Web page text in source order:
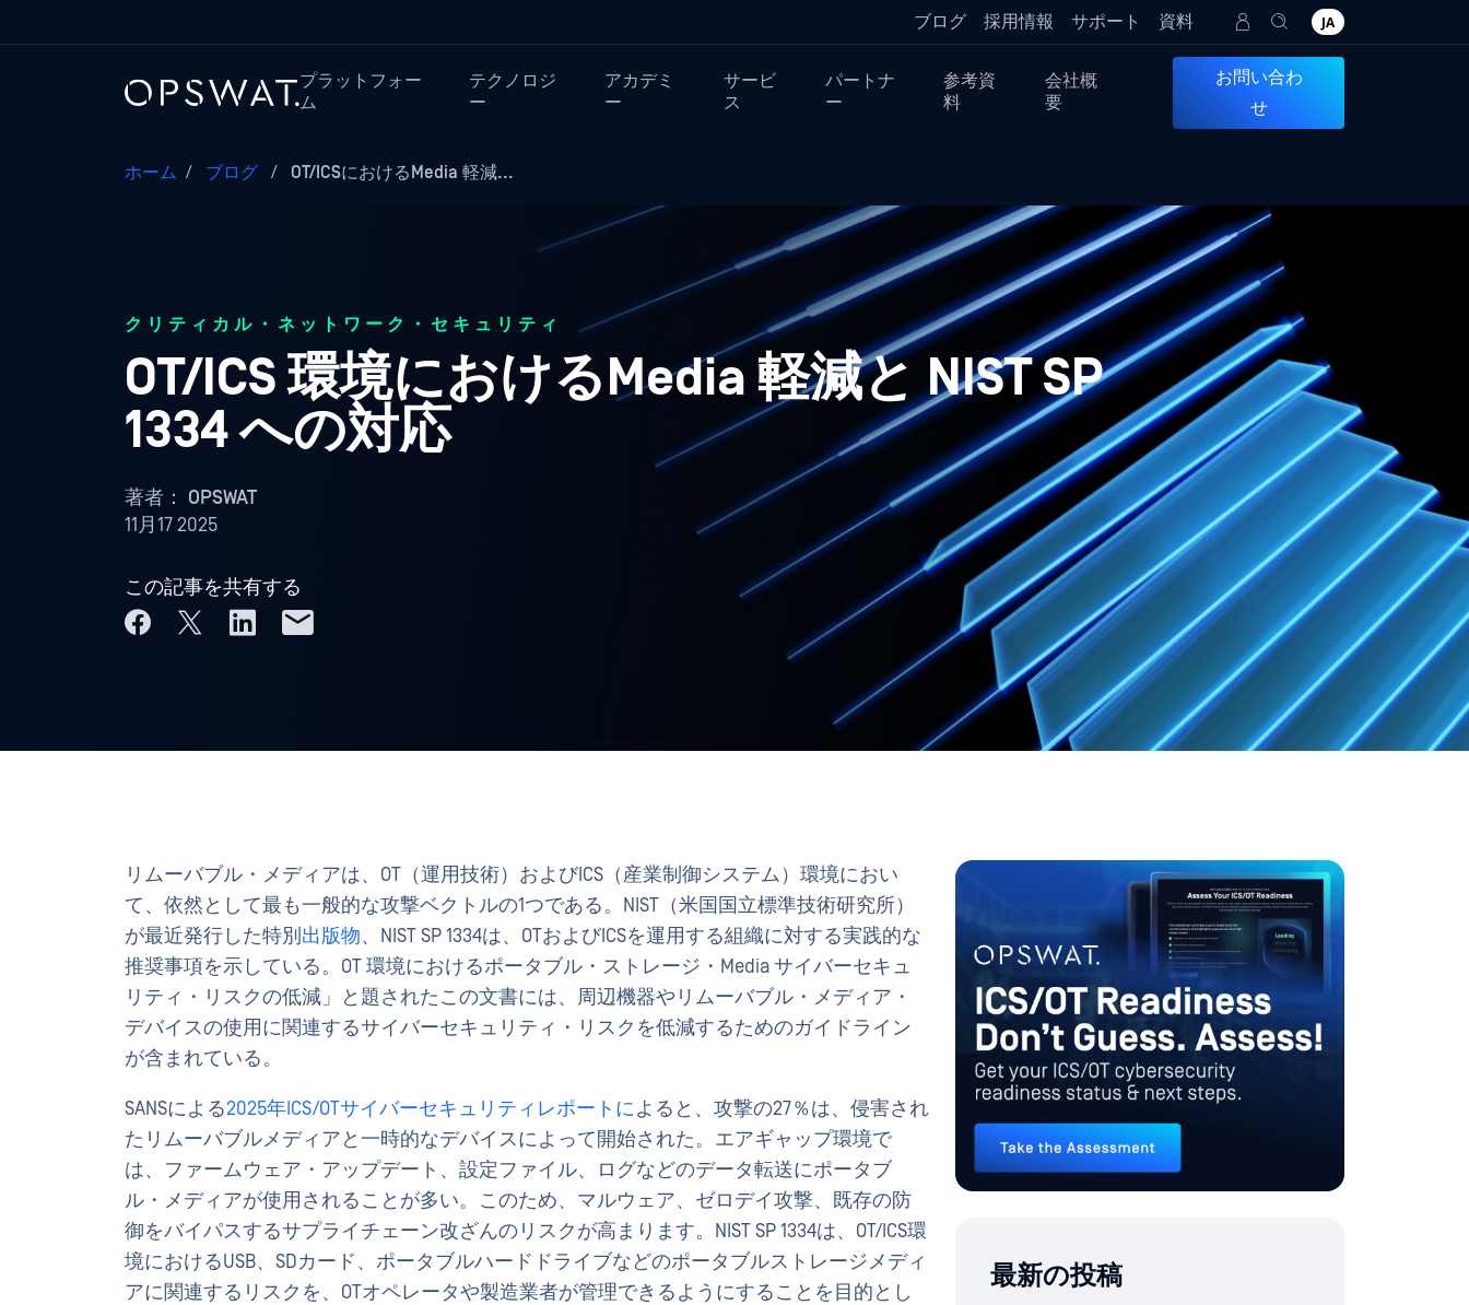
ブログ 採用情報 サポート 資料 JA
プラットフォー
ム
テクノロジ
ー
アカデミ
ー
サービ
ス
パートナ
ー
参考資
料
会社概
要
お問い合わ
せ
ホーム / ブログ / OT/ICSにおけるMedia 軽減...
クリティカル・ネットワーク・セキュリティ
OT/ICS 環境におけるMedia 軽減と NIST SP
1334 への対応
著者： OPSWAT
11月17 2025
この記事を共有する
リムーバブル・メディアは、OT（運用技術）およびICS（産業制御システム）環境におい
て、依然として最も一般的な攻撃ベクトルの1つである。NIST（米国国立標準技術研究所）
が最近発行した特別 出版物、NIST SP 1334は、OTおよびICSを運用する組織に対する実践的な
推奨事項を示している。OT 環境におけるポータブル・ストレージ・Media サイバーセキュ
リティ・リスクの低減」と題されたこの文書には、周辺機器やリムーバブル・メディア・
デバイスの使用に関連するサイバーセキュリティ・リスクを低減するためのガイドライン
が含まれている。
SANSによる2025年ICS/OTサイバーセキュリティレポートによると、攻撃の27％は、侵害され
たリムーバブルメディアと一時的なデバイスによって開始された。エアギャップ環境で
は、ファームウェア・アップデート、設定ファイル、ログなどのデータ転送にポータブ
ル・メディアが使用されることが多い。このため、マルウェア、ゼロデイ攻撃、既存の防
御をバイパスするサプライチェーン改ざんのリスクが高まります。NIST SP 1334は、OT/ICS環
境におけるUSB、SDカード、ポータブルハードドライブなどのポータブルストレージメディ
アに関連するリスクを、OTオペレータや製造業者が管理できるようにすることを目的とし
最新の投稿